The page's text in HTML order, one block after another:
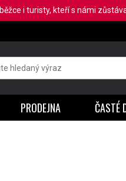
PRODEJNA ČASTÉ
i turisty, kteří s námi